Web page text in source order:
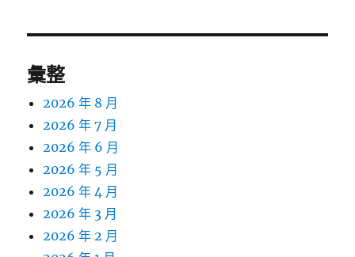
彙整
2026 年 8 月
2026 年 7 月
2026 年 6 月
2026 年 5 月
2026 年 4 月
2026 年 3 月
2026 年 2 月